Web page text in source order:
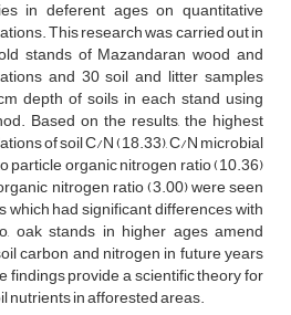
in deferent ages on quantitative
This research was carried out in
stands of Mazandaran wood and
and 30 soil and litter samples
depth of soils in each stand using
Based on the results, the highest
of soil C/N (18.33), C/N microbial
particle organic nitrogen ratio (10.36)
nitrogen ratio (3.00) were seen
which had significant differences with
oak stands in higher ages amend
carbon and nitrogen in future years
findings provide a scientific theory for
nutrients in afforested areas.